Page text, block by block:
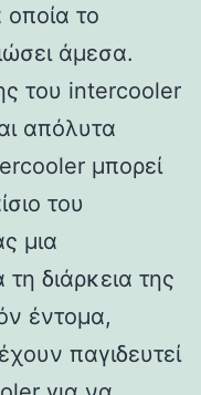
το
άμεσα.
του intercooler
απόλυτα
μπορεί
του
μια
διάρκεια της
έντομα,
παγιδευτεί